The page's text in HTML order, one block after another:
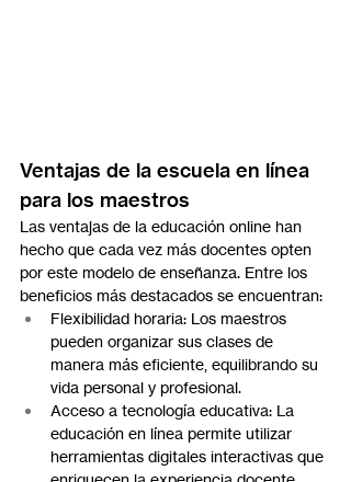
Ventajas de la escuela en línea
para los maestros
Las ventajas de la educación online han
hecho que cada vez más docentes opten
por este modelo de enseñanza. Entre los
beneficios más destacados se encuentran:
Flexibilidad horaria: Los maestros
pueden organizar sus clases de
manera más eficiente, equilibrando su
vida personal y profesional.
Acceso a tecnología educativa: La
educación en línea permite utilizar
herramientas digitales interactivas que